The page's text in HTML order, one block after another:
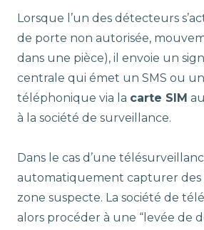
Lorsque l’un des détecteurs
de porte non autorisée,
dans une pièce), il envoie un
centrale qui émet un SMS ou un
téléphonique via la carte SIM
à la société de surveillance.
Dans le cas d’une
automatiquement capturer des
zone suspecte. La société de
alors procéder à une “levée de